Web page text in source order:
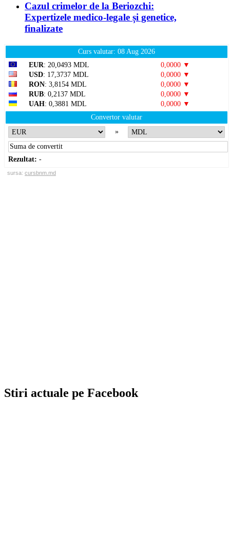
Cazul crimelor de la Beriozchi:
Expertizele medico-legale și genetice,
finalizate
Curs valutar: 08 Aug 2026
EUR: 20,0493 MDL
0,0000 ▼
USD: 17,3737 MDL
0,0000 ▼
RON: 3,8154 MDL
0,0000 ▼
RUB: 0,2137 MDL
0,0000 ▼
UAH: 0,3881 MDL
0,0000 ▼
Convertor valutar
»
Rezultat: -
sursa: cursbnm.md
Stiri actuale pe Facebook